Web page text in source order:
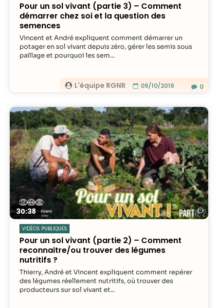
Pour un sol vivant (partie 3) – Comment
démarrer chez soi et la question des
semences
L'équipe RGNR 09/10/2019
Vincent et André expliquent comment démarrer un
potager en sol vivant depuis zéro, gérer les semis sous
paillage et pourquoi les sem...
0
30:38
VIDÉOS PUBLIQUES
Pour un sol vivant (partie 2) – Comment
reconnaitre/ou trouver des légumes
nutritifs ?
Thierry, André et Vincent expliquent comment repérer
des légumes réellement nutritifs, où trouver des
producteurs sur sol vivant et...